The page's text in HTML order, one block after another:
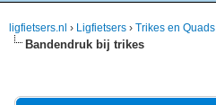
ligfietsers.nl › Ligfietsers › Trikes en Quads
Bandendruk bij trikes